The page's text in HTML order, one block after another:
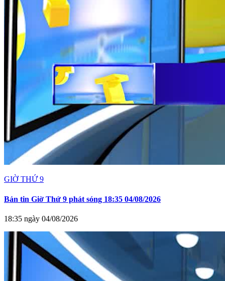
GIỜ THỨ 9
Bản tin Giờ Thứ 9 phát sóng 18:35 04/08/2026
18:35 ngày 04/08/2026